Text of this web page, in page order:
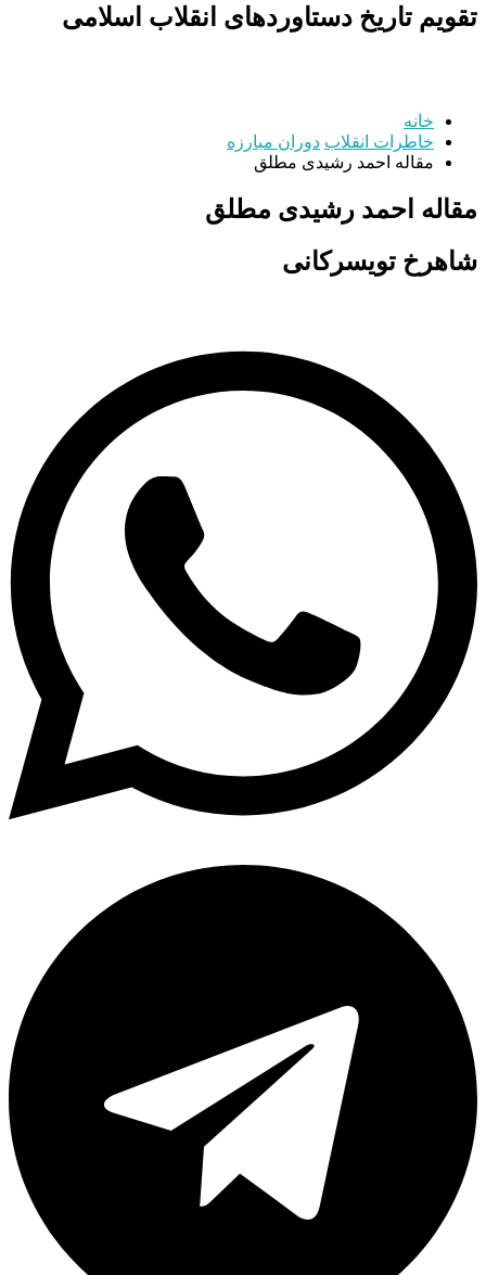
تقویم تاریخ دستاوردهای انقلاب اسلامی
خانه
خاطرات انقلاب دوران مبارزه
مقاله احمد رشیدی مطلق
مقاله احمد رشیدی مطلق
شاهرخ تویسرکانی